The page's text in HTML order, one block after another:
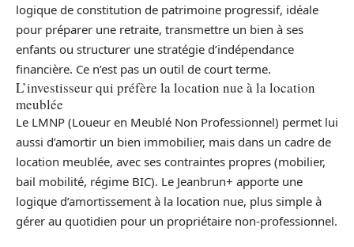
logique de constitution de patrimoine progressif, idéale
pour préparer une retraite, transmettre un bien à ses
enfants ou structurer une stratégie d’indépendance
financière. Ce n’est pas un outil de court terme.
L’investisseur qui préfère la location nue à la location
meublée
Le LMNP (Loueur en Meublé Non Professionnel) permet lui
aussi d’amortir un bien immobilier, mais dans un cadre de
location meublée, avec ses contraintes propres (mobilier,
bail mobilité, régime BIC). Le Jeanbrun+ apporte une
logique d’amortissement à la location nue, plus simple à
gérer au quotidien pour un propriétaire non-professionnel.